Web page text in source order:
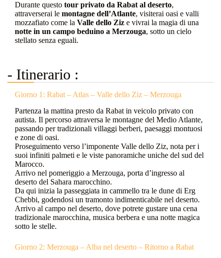
Durante questo tour privato da Rabat al deserto,
attraverserai le montagne dell’Atlante, visiterai oasi e valli
mozzafiato come la Valle dello Ziz e vivrai la magia di una
notte in un campo beduino a Merzouga, sotto un cielo
stellato senza eguali.
- Itinerario :
Giorno 1: Rabat – Atlas – Valle dello Ziz – Merzouga
Partenza la mattina presto da Rabat in veicolo privato con
autista. Il percorso attraversa le montagne del Medio Atlante,
passando per tradizionali villaggi berberi, paesaggi montuosi
e zone di oasi.
Proseguimento verso l’imponente Valle dello Ziz, nota per i
suoi infiniti palmeti e le viste panoramiche uniche del sud del
Marocco.
Arrivo nel pomeriggio a Merzouga, porta d’ingresso al
deserto del Sahara marocchino.
Da qui inizia la passeggiata in cammello tra le dune di Erg
Chebbi, godendosi un tramonto indimenticabile nel deserto.
Arrivo al campo nel deserto, dove potrete gustare una cena
tradizionale marocchina, musica berbera e una notte magica
sotto le stelle.
Giorno 2: Merzouga – Alba nel deserto – Ritorno a Rabat